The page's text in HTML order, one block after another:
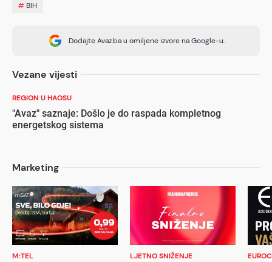
# BIH
Dodajte Avaz.ba u omiljene izvore na Google-u.
Vezane vijesti
REGION U HAOSU
"Avaz" saznaje: Došlo je do raspada kompletnog
energetskog sistema
Marketing
M:TEL LJETNO SNIŽENJE